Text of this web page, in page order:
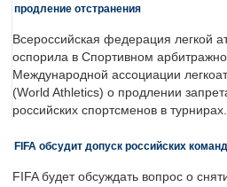
продление отстранения
Всероссийская федерация легкой
оспорила в Спортивном
Международной ассоциации
(World Athletics) о продлении
российских спортсменов в турнирах.
FIFA обсудит допуск российских
FIFA будет обсуждать вопрос о